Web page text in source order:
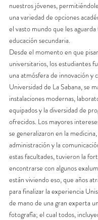
nuestros jóvenes,
una variedad de opciones
el vasto mundo que les aguarda
educación secundaria.
Desde el momento en que
universitarios, los estudiantes
una atmósfera de innovación y
Universidad de La Sabana, se
instalaciones modernas,
equipados y la diversidad de
ofrecidos. Los mayores
se generalizaron en la
administración y la
estas facultades, tuvieron la
encontrarse con algunos
están viviendo eso, que años
para finalizar la experiencia
de mano de una gran experta
fotografía; el cual todos,